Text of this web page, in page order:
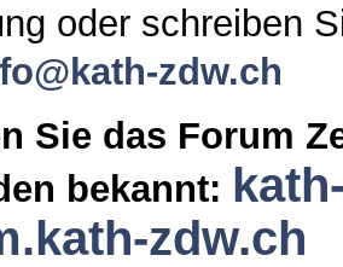
oder schreiben
zdw.ch
Sie das Forum
bekannt:
zdw.ch